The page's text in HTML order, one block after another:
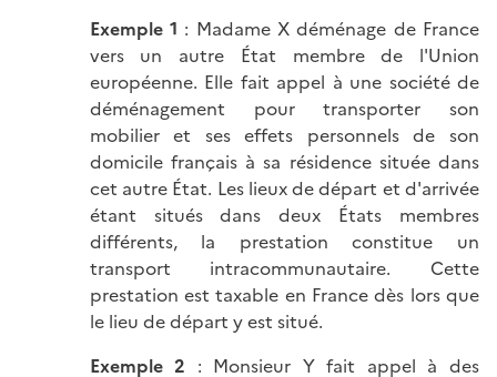
Exemple 1 : Madame X déménage de France
vers un autre État membre de l'Union
européenne. Elle fait appel à une société de
déménagement pour transporter son
mobilier et ses effets personnels de son
domicile français à sa résidence située dans
cet autre État. Les lieux de départ et d'arrivée
étant situés dans deux États membres
différents, la prestation constitue un
transport intracommunautaire. Cette
prestation est taxable en France dès lors que
le lieu de départ y est situé.
Exemple 2 : Monsieur Y fait appel à des